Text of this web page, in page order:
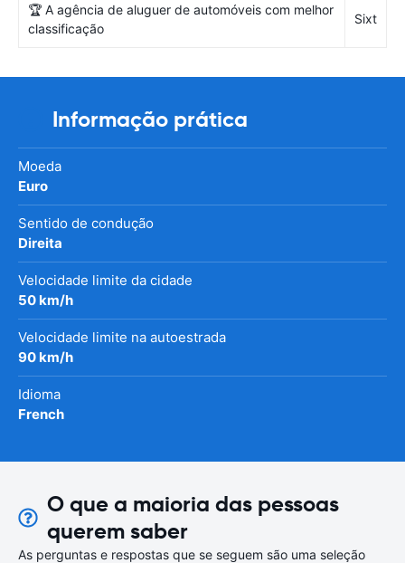
🏆 A agência de aluguer de automóveis com melhor
classificação
Sixt
Informação prática
Moeda
Euro
Sentido de condução
Direita
Velocidade limite da cidade
50 km/h
Velocidade limite na autoestrada
90 km/h
Idioma
French
O que a maioria das pessoas
querem saber
As perguntas e respostas que se seguem são uma seleção